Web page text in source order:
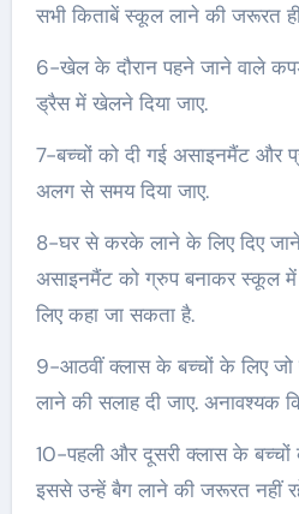
सभी किताबें स्कूल लाने की जरूरत
6-खेल के दौरान पहने जाने वाले
ड्रैस में खेलने दिया जाए.
7-बच्चों को दी गई असाइनमैंट और
अलग से समय दिया जाए.
8-घर से करके लाने के लिए दिए
असाइनमैंट को ग्रुप बनाकर स्कूल में
लिए कहा जा सकता है.
9-आठवीं क्लास के बच्चों के लिए जो
लाने की सलाह दी जाए. अनावश्यक
10-पहली और दूसरी क्लास के बच्चों
इससे उन्हें बैग लाने की जरूरत नहीं